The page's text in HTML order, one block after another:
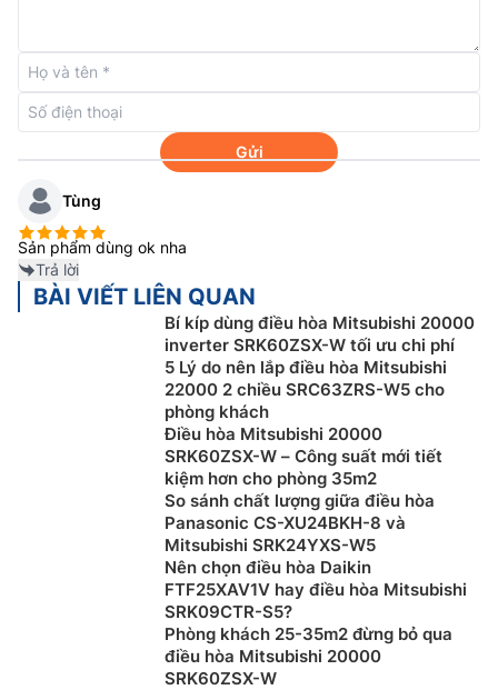
Làm lạnh nhanh / sưởi ấm hiệu quả
Dựa trên nguyên lý “Jet Flow” của công nghệ động cơ
phản lực trong việc chế tạo cánh tuabin. CFD
(Computational Fluid Dynamics) được xem là công
nghệ tiên tiến với hiệu quả sử dụng năng lượng cao
trong việc sản sinh ra dòng khí lưu lượng lớn và tỏa
đều đến mọi ngõ ngách phòng với công suất tiêu thụ
điện năng thấp nhất.
Gửi
Tùng
Sản phẩm dùng ok nha
Trả lời
BÀI VIẾT LIÊN QUAN
Bí kíp dùng điều hòa Mitsubishi 20000
inverter SRK60ZSX-W tối ưu chi phí
5 Lý do nên lắp điều hòa Mitsubishi
22000 2 chiều SRC63ZRS-W5 cho
phòng khách
Điều hòa Mitsubishi 20000
SRK60ZSX-W – Công suất mới tiết
kiệm hơn cho phòng 35m2
So sánh chất lượng giữa điều hòa
Panasonic CS-XU24BKH-8 và
Mitsubishi SRK24YXS-W5
Nên chọn điều hòa Daikin
FTF25XAV1V hay điều hòa Mitsubishi
SRK09CTR-S5?
Phòng khách 25-35m2 đừng bỏ qua
điều hòa Mitsubishi 20000
SRK60ZSX-W